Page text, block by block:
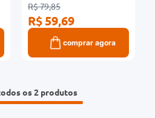
R$ 79,85
R$ 59,69
comprar agora
os 2